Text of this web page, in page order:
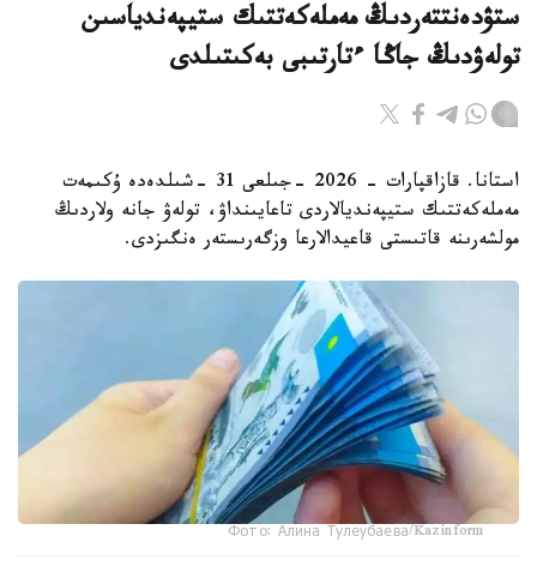
ستۋدەنتتەردىڭ مەملەكەتتىك ستيپەندياسىن
تولەۋدىڭ جاڭا ءتارتىبى بەكىتىلدى
استانا. قازاقپارات - 2026 -جىلعى 31 -شىلدەدە ۇكىمەت
مەملەكەتتىك ستيپەنديالاردى تاعايىنداۋ، تولەۋ جانە ولاردىڭ
مولشەرىنە قاتىستى قاعيدالارعا وزگەرىستەر ەنگىزدى.
Фото: Алина Тулеубаева/Kazinform